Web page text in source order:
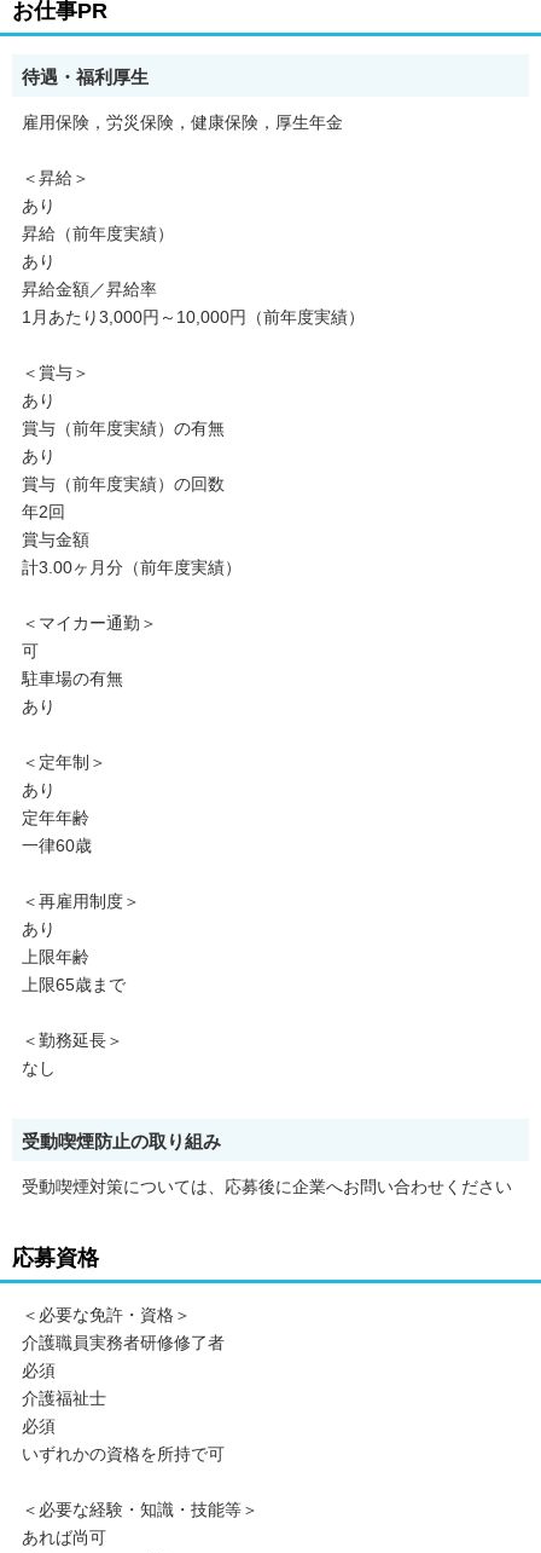
お仕事PR
待遇・福利厚生
雇用保険，労災保険，健康保険，厚生年金
＜昇給＞
あり
昇給（前年度実績）
あり
昇給金額／昇給率
1月あたり3,000円～10,000円（前年度実績）
＜賞与＞
あり
賞与（前年度実績）の有無
あり
賞与（前年度実績）の回数
年2回
賞与金額
計3.00ヶ月分（前年度実績）
＜マイカー通勤＞
可
駐車場の有無
あり
＜定年制＞
あり
定年年齢
一律60歳
＜再雇用制度＞
あり
上限年齢
上限65歳まで
＜勤務延長＞
なし
受動喫煙防止の取り組み
受動喫煙対策については、応募後に企業へお問い合わせください
応募資格
＜必要な免許・資格＞
介護職員実務者研修修了者
必須
介護福祉士
必須
いずれかの資格を所持で可
＜必要な経験・知識・技能等＞
あれば尚可